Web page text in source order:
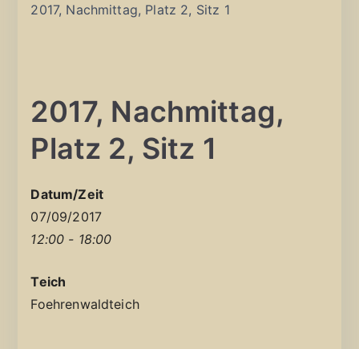
2017, Nachmittag, Platz 2, Sitz 1
2017, Nachmittag,
Platz 2, Sitz 1
Datum/Zeit
07/09/2017
12:00 - 18:00
Teich
Foehrenwaldteich